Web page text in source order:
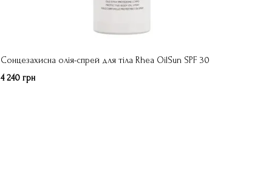
Сонцезахисна олія-спрей для тіла Rhea OilSun SPF 30
4 240 грн